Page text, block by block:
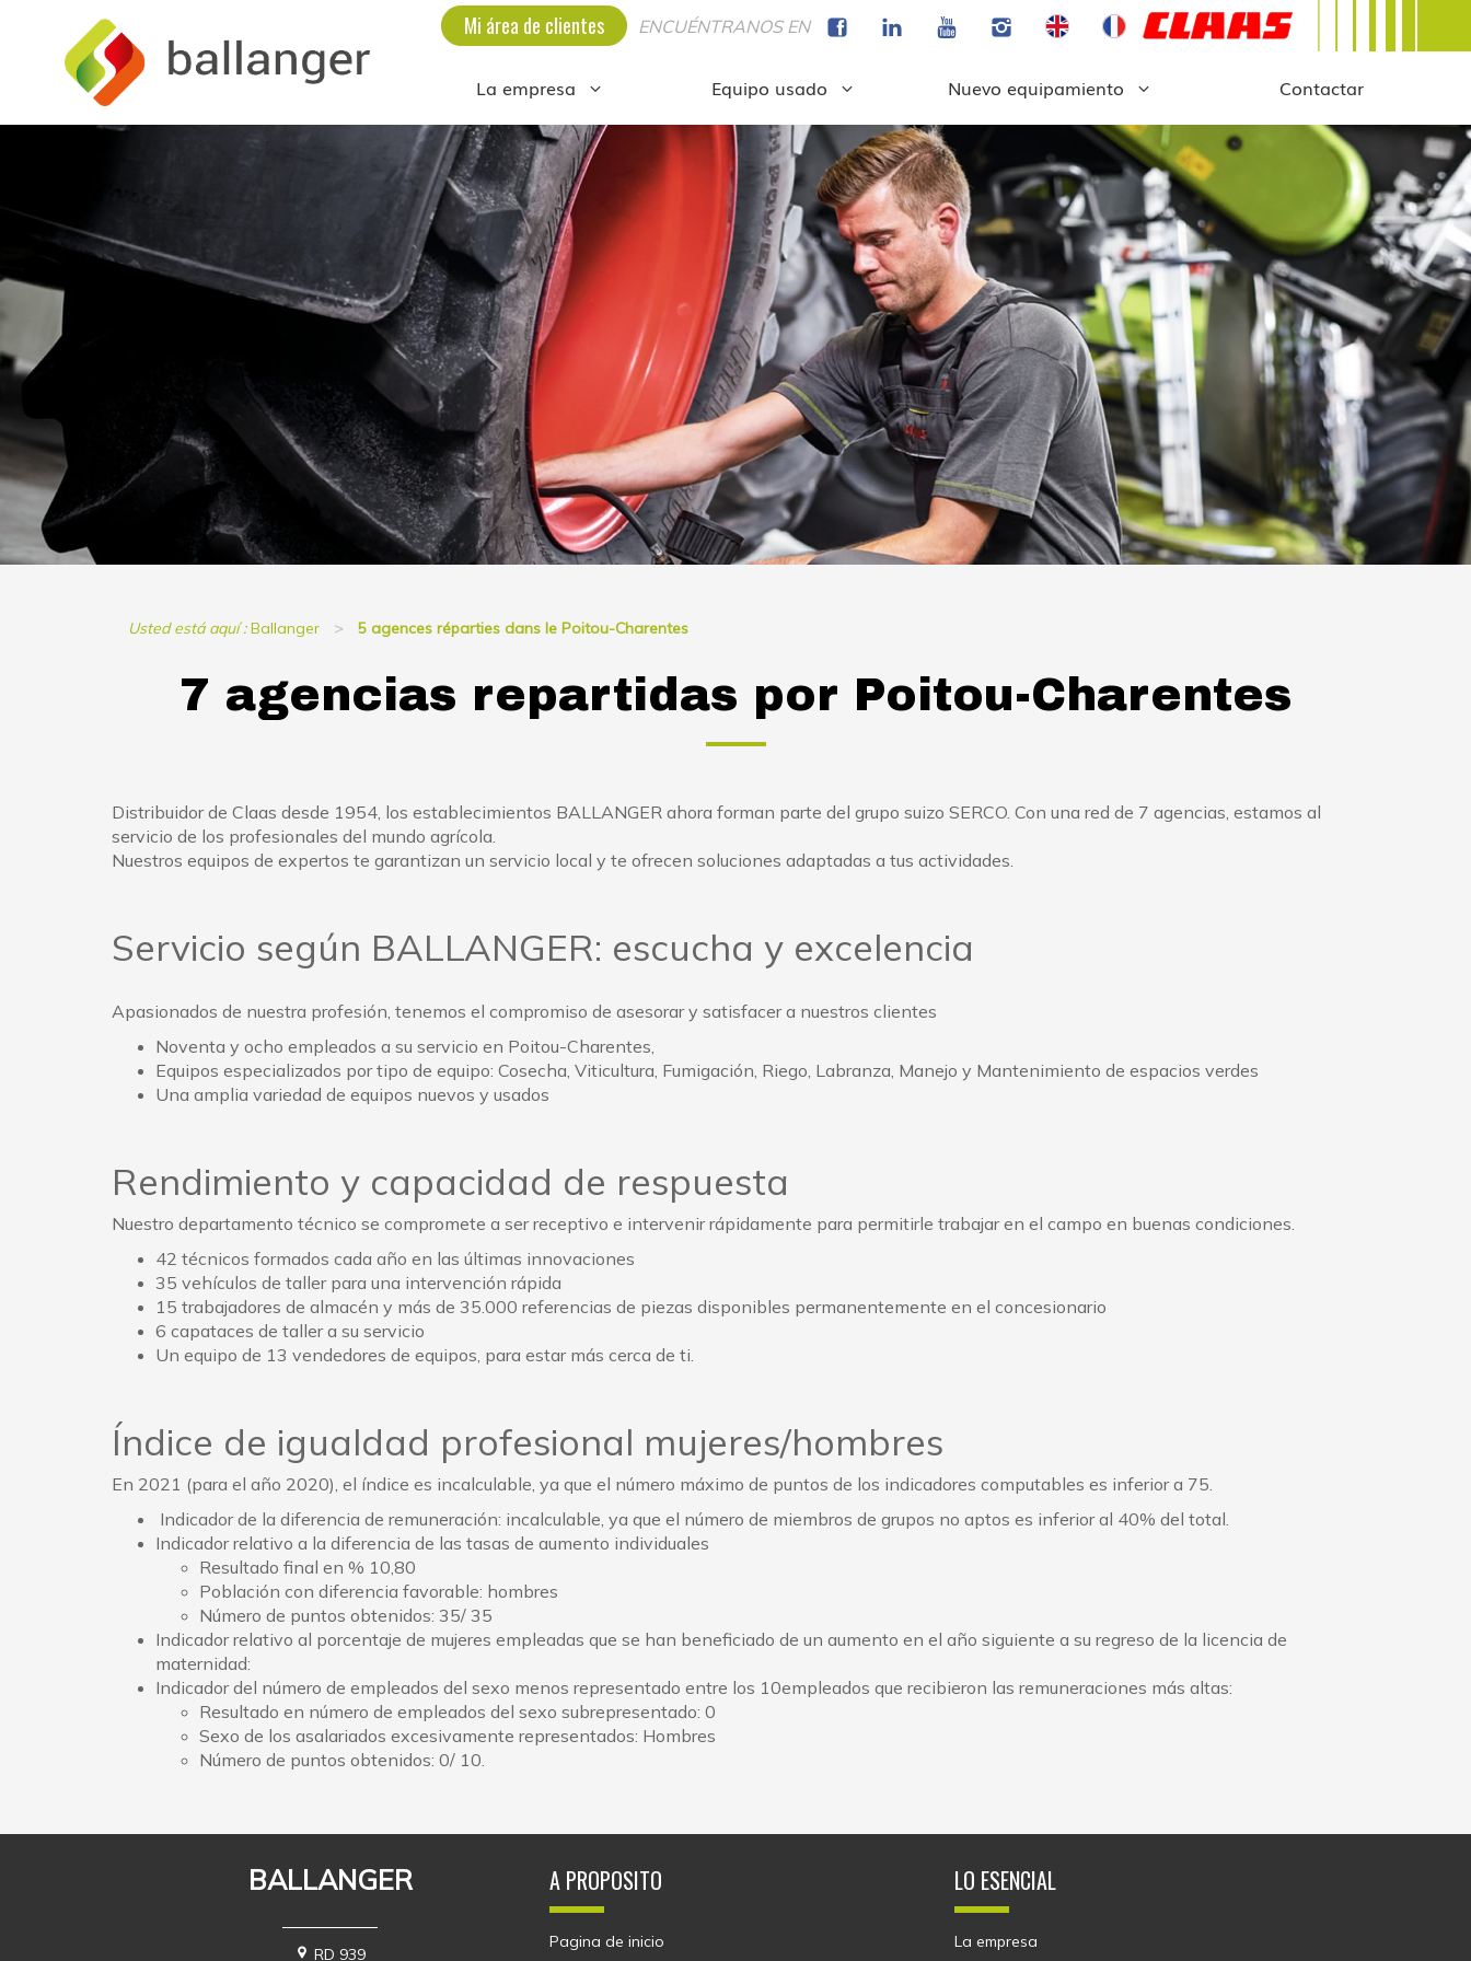
Mi área de clientes ENCUÉNTRANOS EN
La empresa Equipo usado Nuevo equipamiento Contactar
Usted está aquí :Ballanger 5 agences réparties dans le Poitou-Charentes
7 agencias repartidas por Poitou-Charentes
Distribuidor de Claas desde 1954, los establecimientos BALLANGER ahora forman parte del grupo suizo SERCO. Con una red de 7 agencias, estamos al
servicio de los profesionales del mundo agrícola.
Nuestros equipos de expertos te garantizan un servicio local y te ofrecen soluciones adaptadas a tus actividades.
Servicio según BALLANGER: escucha y excelencia
Apasionados de nuestra profesión, tenemos el compromiso de asesorar y satisfacer a nuestros clientes
Noventa y ocho empleados a su servicio en Poitou-Charentes,
Equipos especializados por tipo de equipo: Cosecha, Viticultura, Fumigación, Riego, Labranza, Manejo y Mantenimiento de espacios verdes
Una amplia variedad de equipos nuevos y usados
Rendimiento y capacidad de respuesta
Nuestro departamento técnico se compromete a ser receptivo e intervenir rápidamente para permitirle trabajar en el campo en buenas condiciones.
42 técnicos formados cada año en las últimas innovaciones
35 vehículos de taller para una intervención rápida
15 trabajadores de almacén y más de 35.000 referencias de piezas disponibles permanentemente en el concesionario
6 capataces de taller a su servicio
Un equipo de 13 vendedores de equipos, para estar más cerca de ti.
Índice de igualdad profesional mujeres/hombres
En 2021 (para el año 2020), el índice es incalculable, ya que el número máximo de puntos de los indicadores computables es inferior a 75.
Indicador de la diferencia de remuneración: incalculable, ya que el número de miembros de grupos no aptos es inferior al 40% del total.
Indicador relativo a la diferencia de las tasas de aumento individuales
​Resultado final en % 10,80
Población con diferencia favorable: hombres
Número de puntos obtenidos: 35/ 35
Indicador relativo al porcentaje de mujeres empleadas que se han beneficiado de un aumento en el año siguiente a su regreso de la licencia de
maternidad:
Indicador del número de empleados del sexo menos representado entre los 10empleados que recibieron las remuneraciones más altas:
Resultado en número de empleados del sexo subrepresentado: 0
Sexo de los asalariados excesivamente representados: Hombres
Número de puntos obtenidos: 0/ 10.
BALLANGER
RD 939
A PROPOSITO
Pagina de inicio
LO ESENCIAL
La empresa